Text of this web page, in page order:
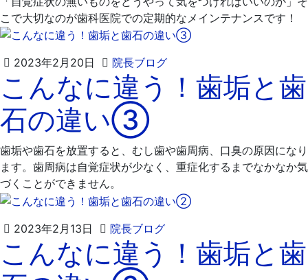
こで大切なのが歯科医院での定期的なメインテナンスです！
2023年2月20日 院長ブログ2023
日
飯
院
こんなに違う！歯垢と歯
石の違い③
歯垢や歯石を放置すると、むし歯や歯周病、口臭の原因になり
ます。歯周病は自覚症状が少なく、重症化するまでなかなか気
づくことができません。
2023年2月13日 院長ブログ2023
飯
こんなに違う！歯垢と歯